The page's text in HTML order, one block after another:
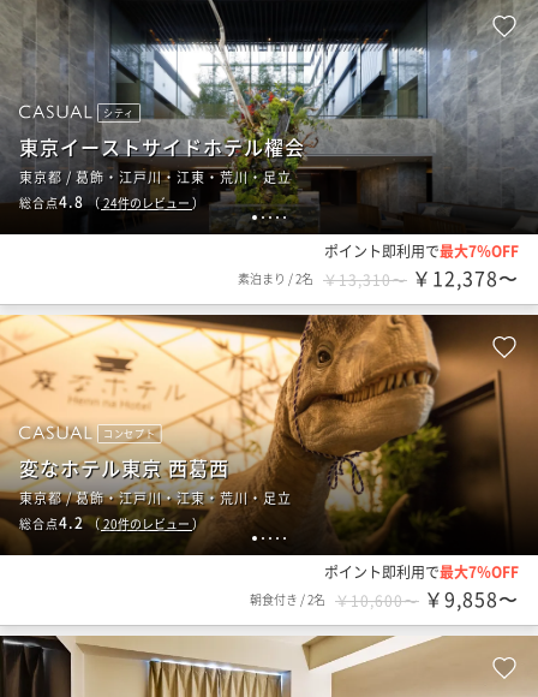
12345
シティ
東京イーストサイドホテル櫂会
東京都 / 葛飾・江戸川・江東・荒川・足立
総合点4.8（24件のレビュー ）
ポイント即利用で最大7％OFF
素泊まり /2名 ￥13,310〜 ￥12,378〜
1 2 3 4 5
コンセプト
変なホテル東京 西葛西
東京都 / 葛飾・江戸川・江東・荒川・足立
総合点4.2（ 20件のレビュー ）
ポイント即利用で最大7％OFF
朝食付き /2名 ￥10,600〜 ￥9,858〜